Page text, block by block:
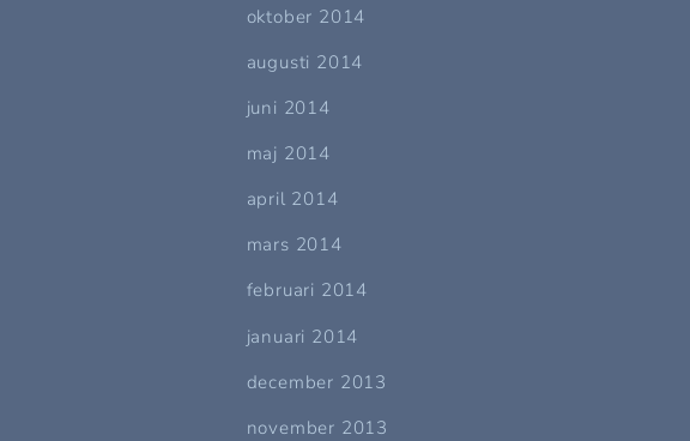
oktober 2014
augusti 2014
juni 2014
maj 2014
april 2014
mars 2014
februari 2014
januari 2014
december 2013
november 2013